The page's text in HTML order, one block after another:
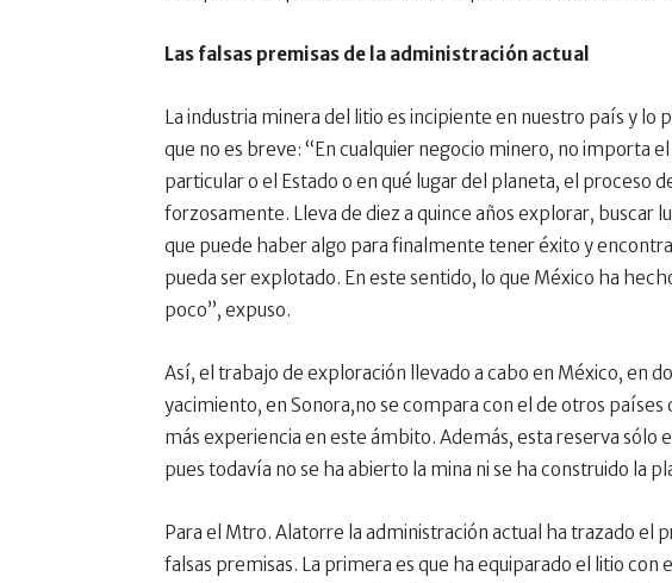
Las falsas premisas de la administración actual
La industria minera del litio es incipiente en nuestro país y lo
que no es breve: “En cualquier negocio minero, no importa
particular o el Estado o en qué lugar del planeta, el proceso
forzosamente. Lleva de diez a quince años explorar, buscar
que puede haber algo para finalmente tener éxito y
pueda ser explotado. En este sentido, lo que México ha
poco”, expuso.
Así, el trabajo de exploración llevado a cabo en México, en
yacimiento, en Sonora,no se compara con el de otros países
más experiencia en este ámbito. Además, esta reserva sólo
pues todavía no se ha abierto la mina ni se ha construido la
Para el Mtro. Alatorre la administración actual ha trazado el
falsas premisas. La primera es que ha equiparado el litio